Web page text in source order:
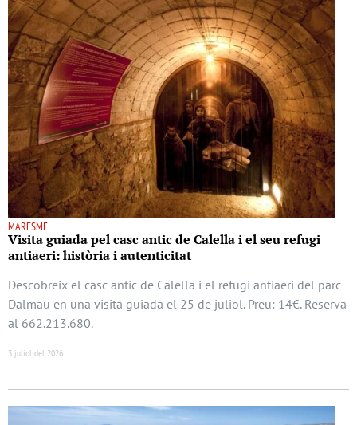
MARESME
Visita guiada pel casc antic de Calella i el seu refugi
antiaeri: història i autenticitat
Descobreix el casc antic de Calella i el refugi antiaeri del parc
Dalmau en una visita guiada el 25 de juliol. Preu: 14€. Reserva
al 662.213.680.
3 juliol del 2026